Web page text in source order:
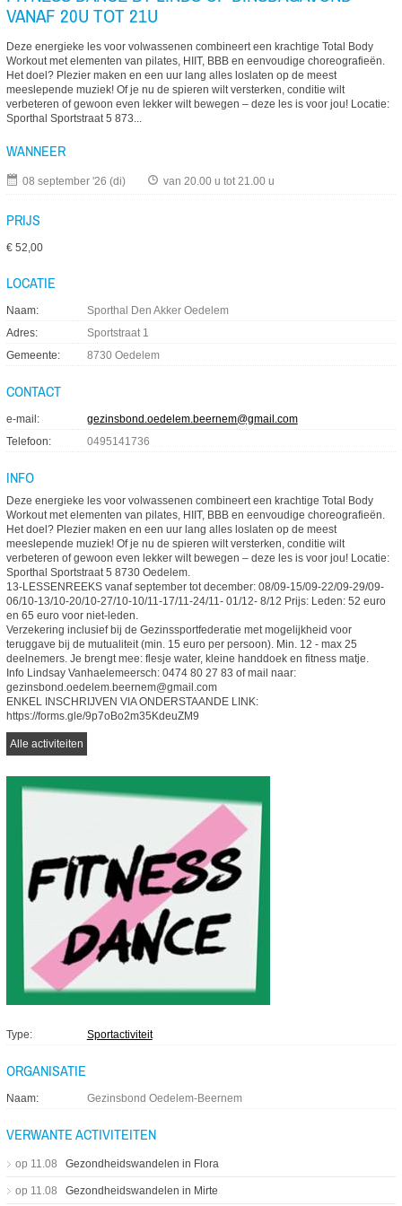
VANAF 20U TOT 21U
Deze energieke les voor volwassenen combineert een krachtige Total Body
Workout met elementen van pilates, HIIT, BBB en eenvoudige choreografieën.
Het doel? Plezier maken en een uur lang alles loslaten op de meest
meeslepende muziek! Of je nu de spieren wilt versterken, conditie wilt
verbeteren of gewoon even lekker wilt bewegen – deze les is voor jou! Locatie:
Sporthal Sportstraat 5 873...
WANNEER
08 september '26 (di) van 20.00 u tot21.00 u
PRIJS
€ 52,00
LOCATIE
Naam
Sporthal Den Akker Oedelem
Adres
Sportstraat 1
Gemeente
8730 Oedelem
CONTACT
e-mail
gezinsbond.oedelem.beernem@gmail.com
Telefoon
0495141736
INFO
Deze energieke les voor volwassenen combineert een krachtige Total Body
Workout met elementen van pilates, HIIT, BBB en eenvoudige choreografieën.
Het doel? Plezier maken en een uur lang alles loslaten op de meest
meeslepende muziek! Of je nu de spieren wilt versterken, conditie wilt
verbeteren of gewoon even lekker wilt bewegen – deze les is voor jou! Locatie:
Sporthal Sportstraat 5 8730 Oedelem.
13-LESSENREEKS vanaf september tot december: 08/09-15/09-22/09-29/09-
06/10-13/10-20/10-27/10-10/11-17/11-24/11- 01/12- 8/12 Prijs: Leden: 52 euro
en 65 euro voor niet-leden.
Verzekering inclusief bij de Gezinssportfederatie met mogelijkheid voor
teruggave bij de mutualiteit (min. 15 euro per persoon). Min. 12 - max 25
deelnemers. Je brengt mee: flesje water, kleine handdoek en fitness matje.
Info Lindsay Vanhaelemeersch: 0474 80 27 83 of mail naar:
gezinsbond.oedelem.beernem@gmail.com
ENKEL INSCHRIJVEN VIA ONDERSTAANDE LINK:
https://forms.gle/9p7oBo2m35KdeuZM9
Alle activiteiten
Type Sportactiviteit
ORGANISATIE
Naam Gezinsbond Oedelem-Beernem
VERWANTE ACTIVITEITEN
op 11 08 Gezondheidswandelen in Flora
op 11 08 Gezondheidswandelen in Mirte